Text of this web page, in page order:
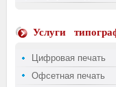
Услуги
Цифровая печать
Офсетная печать